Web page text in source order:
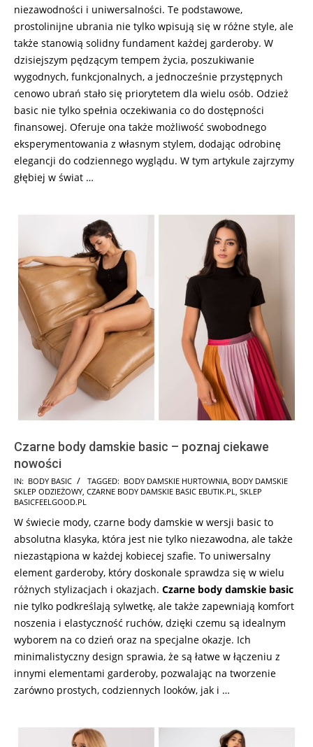
niezawodności i uniwersalności. Te podstawowe,
prostolinijne ubrania nie tylko wpisują się w różne style, ale
także stanowią solidny fundament każdej garderoby. W
dzisiejszym pędzącym tempem życia, poszukiwanie
wygodnych, funkcjonalnych, a jednocześnie przystępnych
cenowo ubrań stało się priorytetem dla wielu osób. Odzież
basic nie tylko spełnia oczekiwania co do dostępności
finansowej. Oferuje ona także możliwość swobodnego
eksperymentowania z własnym stylem, dodając odrobinę
elegancji do codziennego wyglądu. W tym artykule zajrzymy
głębiej w świat …
Czarne body damskie basic – poznaj ciekawe
nowości
2025-
09-
IN: BODY BASIC TAGGED: BODY DAMSKIE HURTOWNIA, BODY DAMSKIE
SKLEP ODZIEŻOWY, CZARNE BODY DAMSKIE BASIC EBUTIK.PL, SKLEP
BASICFEELGOOD.PL
W świecie mody, czarne body damskie w wersji basic to
absolutna klasyka, która jest nie tylko niezawodna, ale także
niezastąpiona w każdej kobiecej szafie. To uniwersalny
element garderoby, który doskonale sprawdza się w wielu
różnych stylizacjach i okazjach. Czarne body damskie basic
nie tylko podkreślają sylwetkę, ale także zapewniają komfort
noszenia i elastyczność ruchów, dzięki czemu są idealnym
wyborem na co dzień oraz na specjalne okazje. Ich
minimalistyczny design sprawia, że są łatwe w łączeniu z
innymi elementami garderoby, pozwalając na tworzenie
zarówno prostych, codziennych looków, jak i …